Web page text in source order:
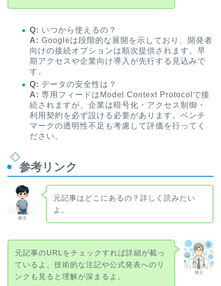
Q: いつから使えるの？
A: Googleは段階的な展開を示しており、開発者
向けの接続オプションは順次提供されます。早
期アクセスや企業向け導入が先行する見込みで
す。
Q: データの安全性は？
A: 専用フィードはModel Context Protocolで接
続されますが、企業は暗号化・アクセス制御・
利用契約を必ず設ける必要があります。ベンチ
マークの透明性不足も考慮して評価を行ってく
ださい。
参考リンク
健太
元記事はどこにあるの？詳しく読みたい
よ。
博士
元記事のURLをチェックすれば詳細が載っ
ているよ。技術的な注記や公式発表へのリ
ンクも見ると理解が深まるよ。